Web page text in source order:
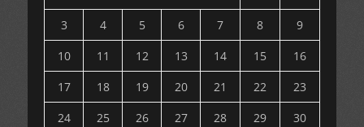
3
4 5 6 7 8
9
10
11 12 13 14 15
16
17
18 19 20 21 22
23
24
25 26 27 28 29
30